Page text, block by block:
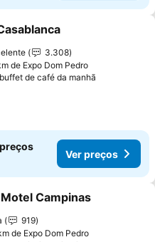
aos favoritos
3.308
de Expo Dom Pedro
de café da manhã
Ver preços
aos favoritos
Campinas
919
de Expo Dom Pedro